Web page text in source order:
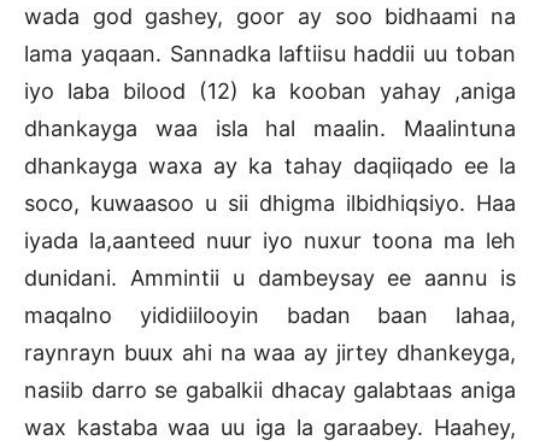
wada god gashey, goor ay soo bidhaami na
lama yaqaan. Sannadka laftiisu haddii uu toban
iyo laba bilood (12) ka kooban yahay ,aniga
dhankayga waa isla hal maalin. Maalintuna
dhankayga waxa ay ka tahay daqiiqado ee la
soco, kuwaasoo u sii dhigma ilbidhiqsiyo. Haa
iyada la,aanteed nuur iyo nuxur toona ma leh
dunidani. Ammintii u dambeysay ee aannu is
maqalno yididiilooyin badan baan lahaa,
raynrayn buux ahi na waa ay jirtey dhankeyga,
nasiib darro se gabalkii dhacay galabtaas aniga
wax kastaba waa uu iga la garaabey. Haahey,